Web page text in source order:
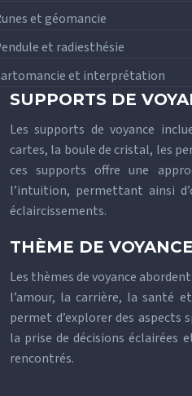
et géomancie
et radiesthésie
et interprétation
SUPPORTS DE
Les supports de voyance
cartes, la boule de cristal, les
ces supports offre une
l’intuition, permettant ainsi
éclaircissements.
THÈME DE VOYANCE
Les thèmes de voyance
l’amour, la carrière, la santé
permet d’explorer des aspects
la prise de décisions éclairées
rencontrés.